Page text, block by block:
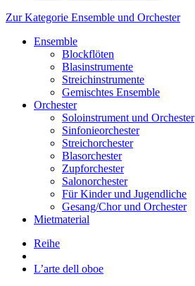
Zur Kategorie Ensemble und Orchester
Ensemble
Blockflöten
Blasinstrumente
Streichinstrumente
Gemischtes Ensemble
Orchester
Soloinstrument und Orchester
Sinfonieorchester
Streichorchester
Blasorchester
Zupforchester
Salonorchester
Für Kinder und Jugendliche
Gesang/Chor und Orchester
Mietmaterial
Reihe
L’arte dell oboe